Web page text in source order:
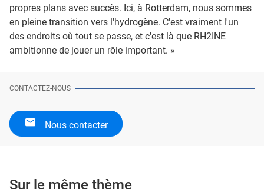
propres plans avec succès. Ici, à Rotterdam, nous sommes
en pleine transition vers l'hydrogène. C'est vraiment l'un
des endroits où tout se passe, et c'est là que RH2INE
ambitionne de jouer un rôle important. »
CONTACTEZ-NOUS
Nous contacter
Sur le même thème